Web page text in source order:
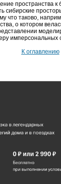
пространства
сибирские
что таково,
о котором
имперсональных
К оглавлению